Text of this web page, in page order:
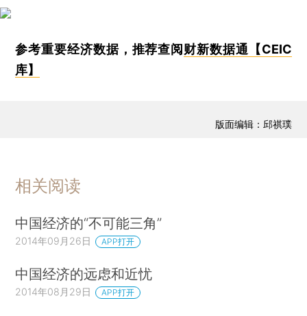
参考重要经济数据，推荐查阅 财新数据通【CEIC
库】
版面编辑：邱祺璞
相关阅读
中国经济的“不可能三角”
2014年09月26日 APP打开
中国经济的远虑和近忧
2014年08月29日 APP打开